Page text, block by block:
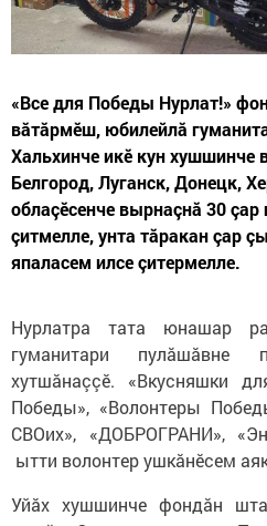
«Все для Победы Нурлат!»
вăтăрмӗш, юбилейлă
Хальхинче икӗ кун хушшинче
Белгород, Луганск, Донецк,
облаçӗсенче вырнаçнă 30 çар
çитмелле, унта тăракан çар
япаласем илсе çитермелле.
Нурлатра тата юнашар
гуманитари пулăшăвне
хутшăнаççӗ. «Вкусняшки
Победы», «Волонтеры
СВОих», «ДОБРОГРАНИ»,
ытти волонтер ушкăнӗсем
Уйăх хушшинче фондăн